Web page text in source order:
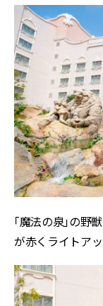
「魔法の泉」の
が赤くライトアッ